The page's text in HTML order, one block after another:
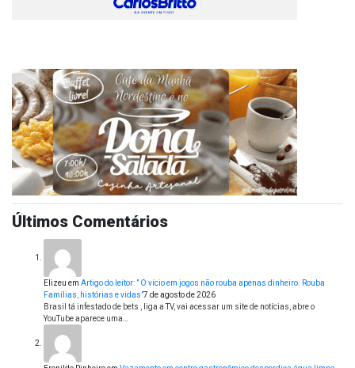
Últimos Comentários
Elizeu em Artigo do leitor: ” O vício em jogos não rouba apenas dinheiro. Rouba
Famílias, histórias e vidas”7 de agosto de 2026
Brasil tá infestado de bets , liga a TV, vai acessar um site de notícias, abre o
YouTube aparece uma…